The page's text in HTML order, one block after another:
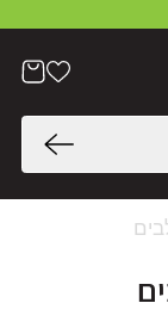
הרשימה
שליעֲגָלָה